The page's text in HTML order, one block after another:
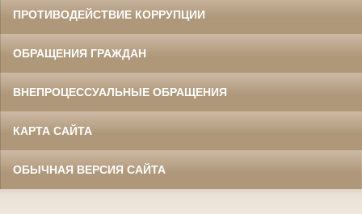
ПРОТИВОДЕЙСТВИЕ КОРРУПЦИИ
ОБРАЩЕНИЯ ГРАЖДАН
ВНЕПРОЦЕССУАЛЬНЫЕ ОБРАЩЕНИЯ
КАРТА САЙТА
ОБЫЧНАЯ ВЕРСИЯ САЙТА